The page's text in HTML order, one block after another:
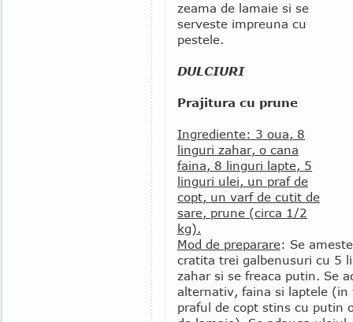
zeama de lamaie si se
serveste impreuna cu
pestele.
DULCIURI
Prajitura cu prune
Ingrediente: 3 oua, 8
linguri zahar, o cana
faina, 8 linguri lapte, 5
linguri ulei, un praf de
copt, un varf de cutit de
sare, prune (circa 1/2
kg).
Mod de preparare: Se
cratita trei galbenusuri cu 5
zahar si se freaca putin. Se
alternativ, faina si laptele (in
praful de copt stins cu putin